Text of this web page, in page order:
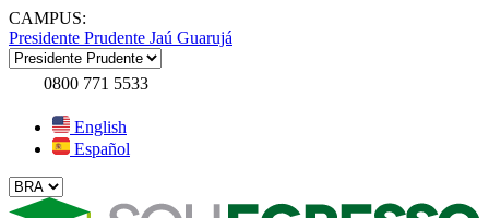
CAMPUS:
Presidente Prudente Jaú Guarujá
0800 771 5533
English
Español